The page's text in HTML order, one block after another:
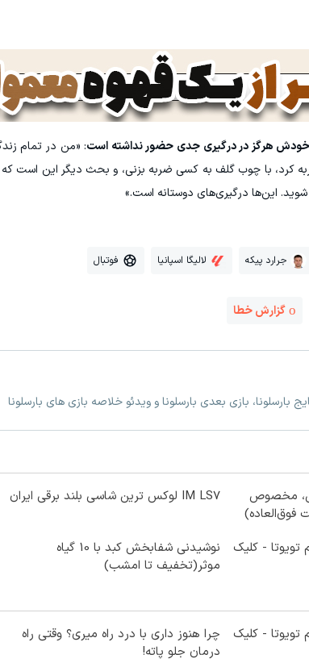
هرگز در درگیری جدی حضور نداشته است: «من در تمام
کرد، با چوب گلف به کسی ضربه بزنی، و بحث دیگر این است
این‌ها درگیری‌های دوستانه است.»
جرارد پیکه لالیگا اسپانیا فوتبال
گزارش خطا
بارسلونا، بازی بعدی بارسلونا و ویدئو خلاصه بازی های بارسلونا
بکس، مخصوص
فوق‌العاده)
IM LS7 لوکس ترین شاسی بلند برقی ایران
تویوتا - کلیک
نوشیدنی شفابخش کبد با 10 گیاه
موثر(تخفیف تا امشب)
تویوتا - کلیک
چرا هنوز داری با درد راه میری؟ وقتی راه
درمان جلو پاته!